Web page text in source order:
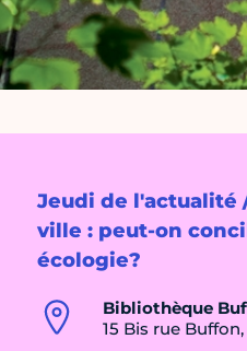
Jeudi de l'actualité
ville : peut-on
écologie?
Bibliothèque
15 Bis rue